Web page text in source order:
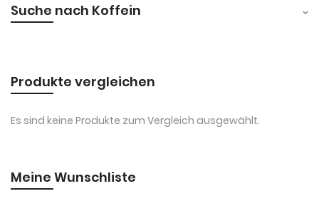
Suche nach Koffein
Produkte vergleichen
Es sind keine Produkte zum Vergleich ausgewählt.
Meine Wunschliste